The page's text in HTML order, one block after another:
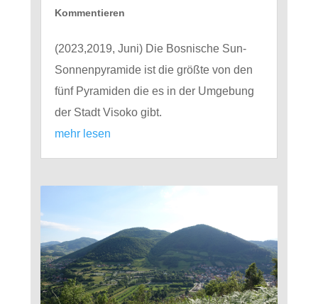
Kommentieren
(2023,2019, Juni) Die Bosnische Sun-
Sonnenpyramide ist die größte von den
fünf Pyramiden die es in der Umgebung
der Stadt Visoko gibt.
mehr lesen